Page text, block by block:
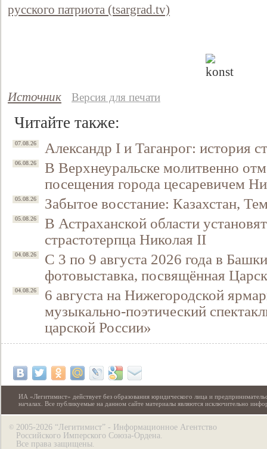
русского патриота (tsargrad.tv)
Источник Версия для печати
Читайте также:
07.08.26 Александр I и Таганрог: история
06.08.26
В Верхнеуральске молитвенно
посещения города цесаревичем
05.08.26 Забытое восстание: Казахстан,
05.08.26
В Астраханской области
страстотерпца Николая II
04.08.26
С 3 по 9 августа 2026 года в
фотовыставка, посвящённая
04.08.26
6 августа на Нижегородской
музыкально-поэтический
царской России»
ИА «Легитимист» действует без образования юридического лица и
началах. Все публикуемые на данном сайте материалы являются исключительно
© 2005-2026 “Легитимист” - Информационное Агентство
Российского Имперского Союза-Ордена.
Все права защищены.